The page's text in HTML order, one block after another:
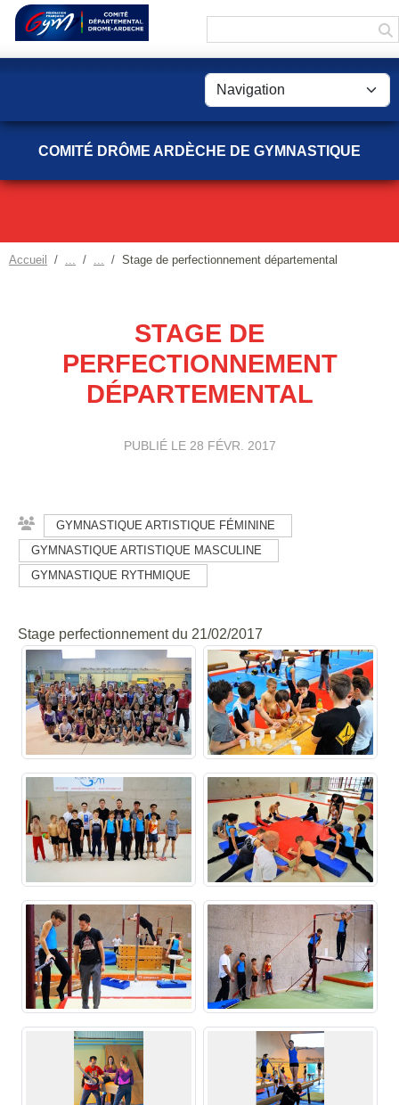
COMITÉ DRÔME ARDÈCHE DE GYMNASTIQUE
Accueil Stage de perfectionnement départemental
STAGE DE
PERFECTIONNEMENT
DÉPARTEMENTAL
PUBLIÉ LE 28 FÉVR. 2017
GYMNASTIQUE ARTISTIQUE FÉMININE
GYMNASTIQUE ARTISTIQUE MASCULINE
GYMNASTIQUE RYTHMIQUE
Stage perfectionnement du 21/02/2017
Panneau de gestion des cookies